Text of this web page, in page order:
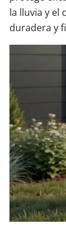
la lluvia y el
duradera y